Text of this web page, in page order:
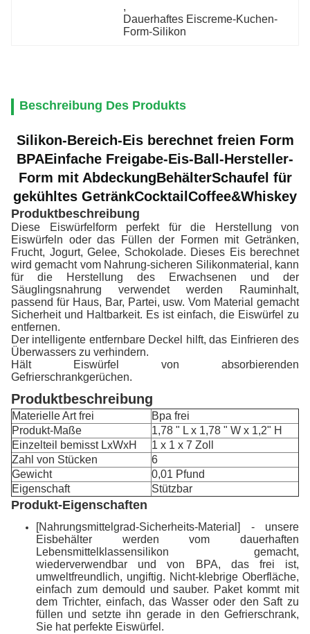
,
Dauerhaftes Eiscreme-Kuchen-
Form-Silikon
Beschreibung Des Produkts
Silikon-Bereich-Eis berechnet freien Form
BPAEinfache Freigabe-Eis-Ball-Hersteller-
Form mit AbdeckungBehälterSchaufel für
gekühltes GetränkCocktail Coffee&Whiskey
Produktbeschreibung
Diese Eiswürfelform perfekt für die Herstellung von
Eiswürfeln oder das Füllen der Formen mit Getränken,
Frucht, Jogurt, Gelee, Schokolade. Dieses Eis berechnet
wird gemacht vom Nahrung-sicheren Silikonmaterial, kann
für die Herstellung des Erwachsenen und der
Säuglingsnahrung verwendet werden Rauminhalt,
passend für Haus, Bar, Partei, usw. Vom Material gemacht
Sicherheit und Haltbarkeit. Es ist einfach, die Eiswürfel zu
entfernen.
Der intelligente entfernbare Deckel hilft, das Einfrieren des
Überwassers zu verhindern.
Hält Eiswürfel von absorbierenden
Gefrierschrankgerüchen.
Produktbeschreibung
Materielle Art frei
Bpa frei
Produkt-Maße
1,78 " L x 1,78 " W x 1,2" H
Einzelteil bemisst LxWxH
1 x 1 x 7 Zoll
Zahl von Stücken
6
Gewicht
0,01 Pfund
Eigenschaft
Stützbar
Produkt-Eigenschaften
[Nahrungsmittelgrad-Sicherheits-Material] - unsere
Eisbehälter werden vom dauerhaften
Lebensmittelklassensilikon gemacht,
wiederverwendbar und von BPA, das frei ist,
umweltfreundlich, ungiftig. Nicht-klebrige Oberfläche,
einfach zum demould und sauber. Paket kommt mit
dem Trichter, einfach, das Wasser oder den Saft zu
füllen und setzte ihn gerade in den Gefrierschrank,
Sie hat perfekte Eiswürfel.